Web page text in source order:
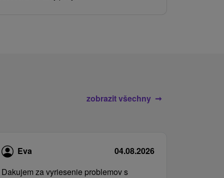
zobrazit všechny
Eva
04.08.2026
Dakujem za vyriesenie problemov s